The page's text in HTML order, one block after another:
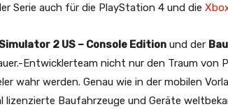
Serie auch für die PlayStation 4 und die
2 US – Console Edition und der
Entwicklerteam nicht nur den Traum von
wahr werden. Genau wie in der mobilen
lizenzierte Baufahrzeuge und Geräte